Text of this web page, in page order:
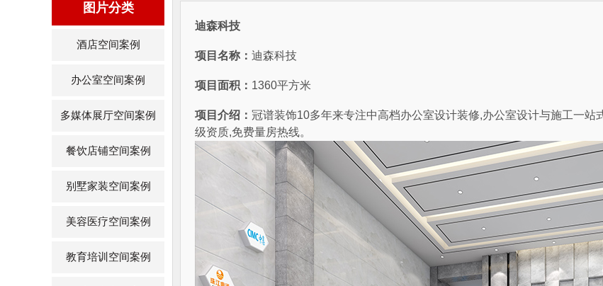
迪森科技
项目名称： 迪森科技
项目面积： 1360平方米
项目介绍： 冠谱装饰10多年来专注中高档办公室设计装修,办公室设计与施工一
级资质,免费量房热线。
图片分类
酒店空间案例
办公室空间案例
多媒体展厅空间案例
餐饮店铺空间案例
别墅家装空间案例
美容医疗空间案例
教育培训空间案例